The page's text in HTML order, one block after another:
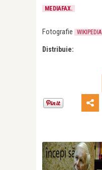
MEDIAFAX.
Fotografie WIKIPEDIA.
Distribuie: